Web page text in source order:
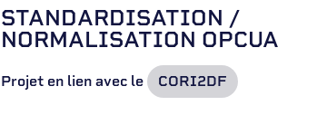
STANDARDISATION /
NORMALISATION OPCUA
Projet en lien avec le CORI2DF